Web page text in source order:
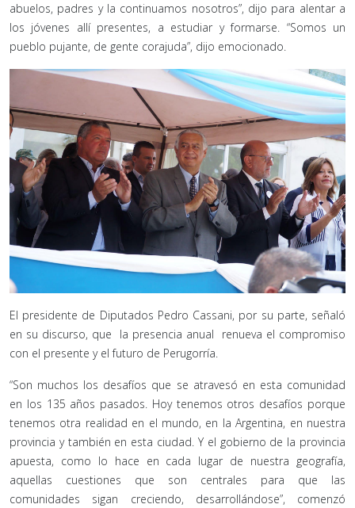
abuelos, padres y la continuamos nosotros”, dijo para alentar a
los jóvenes allí presentes, a estudiar y formarse. “Somos un
pueblo pujante, de gente corajuda”, dijo emocionado.
El presidente de Diputados Pedro Cassani, por su parte, señaló
en su discurso, que la presencia anual renueva el compromiso
con el presente y el futuro de Perugorría.
“Son muchos los desafíos que se atravesó en esta comunidad
en los 135 años pasados. Hoy tenemos otros desafíos porque
tenemos otra realidad en el mundo, en la Argentina, en nuestra
provincia y también en esta ciudad. Y el gobierno de la provincia
apuesta, como lo hace en cada lugar de nuestra geografía,
aquellas cuestiones que son centrales para que las
comunidades sigan creciendo, desarrollándose”, comenzó